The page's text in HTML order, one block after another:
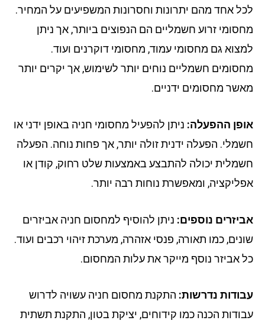
אחד מהם יתרונות וחסרונות המשפיעים על המחיר.
זרוע חשמליים הם הנפוצים ביותר, אך ניתן
גם מחסומי עמוד, מחסומי דוקרנים ועוד.
חשמליים נוחים יותר לשימוש, אך יקרים יותר
מחסומים ידניים.
ההפעלה:ניתן להפעיל מחסומי חניה באופן ידני או
הפעלה ידנית זולה יותר, אך פחות נוחה. הפעלה
יכולה להתבצע באמצעות שלט רחוק, קודן או
ומאפשרת נוחות רבה יותר.
נוספים:ניתן להוסיף למחסום חניה אביזרים
כמו תאורה, פנסי אזהרה, מערכת זיהוי רכבים ועוד.
אביזר נוסף מייקר את עלות המחסום.
נדרשות:התקנת מחסום חניה עשויה לדרוש
הכנה כמו קידוחים, יציקת בטון, התקנת תשתית